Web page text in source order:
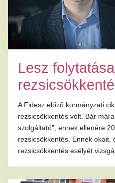
Lesz
A Fidesz előző kormányzati
rezsicsökkentés volt. Bár
szolgáltató”, ennek ellenére
rezsicsökkentés. Ennek okait,
rezsicsökkentés esélyét